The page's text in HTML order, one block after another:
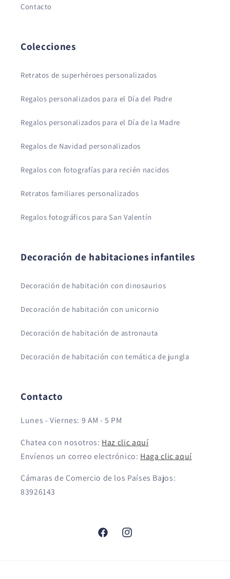
Contacto
Colecciones
Retratos de superhéroes personalizados
Regalos personalizados para el Día del Padre
Regalos personalizados para el Día de la Madre
Regalos de Navidad personalizados
Regalos con fotografías para recién nacidos
Retratos familiares personalizados
Regalos fotográficos para San Valentín
Decoración de habitaciones infantiles
Decoración de habitación con dinosaurios
Decoración de habitación con unicornio
Decoración de habitación de astronauta
Decoración de habitación con temática de jungla
Contacto
Lunes - Viernes: 9 AM - 5 PM
Chatea con nosotros: Haz clic aquí
Envíenos un correo electrónico: Haga clic aquí
Cámaras de Comercio de los Países Bajos:
83926143
FacebookInstagram